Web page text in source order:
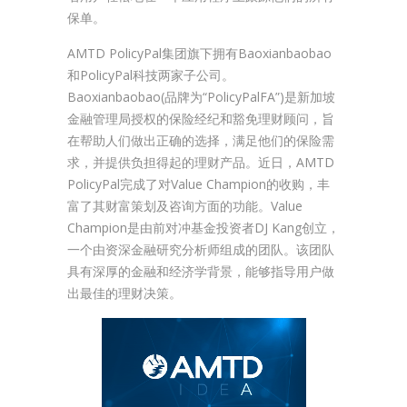
保单。
AMTD PolicyPal集团旗下拥有Baoxianbaobao
和PolicyPal科技两家子公司。
Baoxianbaobao(品牌为“PolicyPalFA”)是新加坡
金融管理局授权的保险经纪和豁免理财顾问，旨
在帮助人们做出正确的选择，满足他们的保险需
求，并提供负担得起的理财产品。近日，AMTD
PolicyPal完成了对Value Champion的收购，丰
富了其财富策划及咨询方面的功能。Value
Champion是由前对冲基金投资者DJ Kang创立，
一个由资深金融研究分析师组成的团队。该团队
具有深厚的金融和经济学背景，能够指导用户做
出最佳的理财决策。